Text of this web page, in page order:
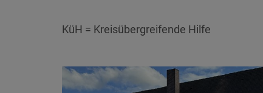
KüH = Kreisübergreifende Hilfe